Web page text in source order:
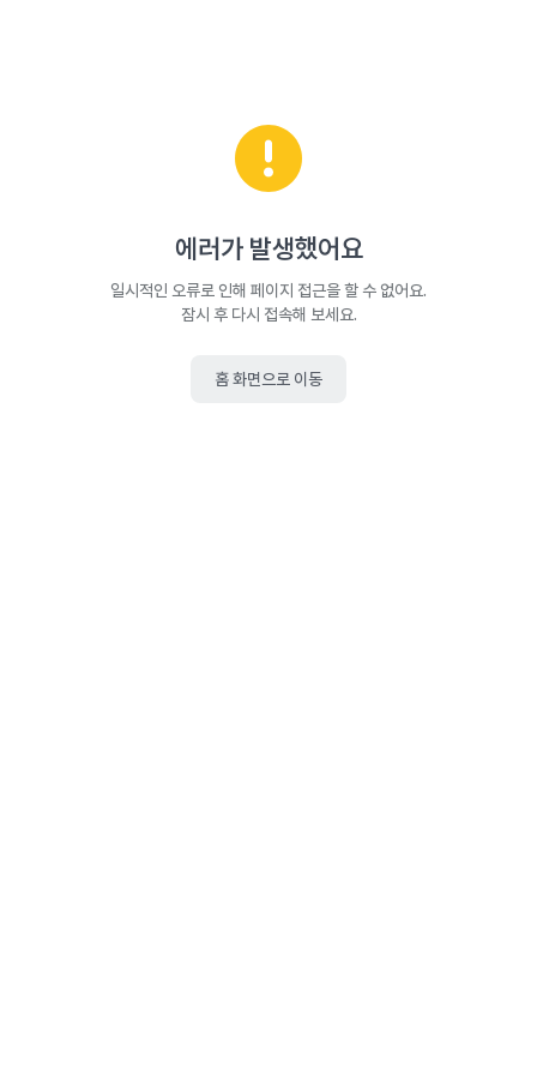
에러가 발생했어요
일시적인 오류로 인해 페이지 접근을 할 수 없어요.
잠시 후 다시 접속해 보세요.
홈 화면으로 이동